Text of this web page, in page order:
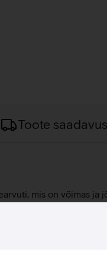
Toote saadavus
mis on võimas
8 GB
on pikk aku
võimsus on
mugavust ja